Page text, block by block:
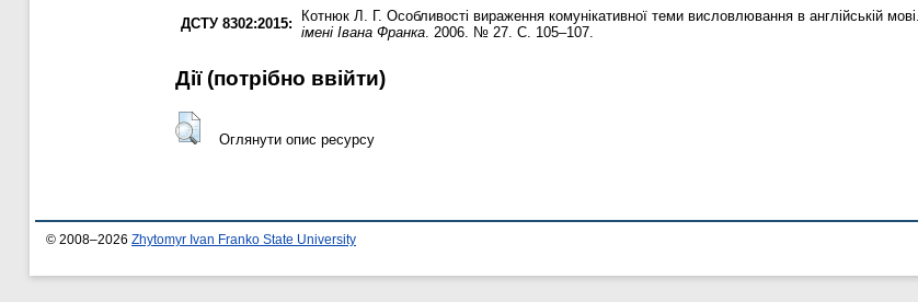
ДСТУ 8302:2015:
Котнюк Л. Г. Особливості вираження комунікативної теми висловлювання в англійській мові.
імені Івана Франка . 2006. № 27. С. 105–107.
Дії ​​(потрібно ввійти)
Оглянути опис ресурсу
© 2008–2026 Zhytomyr Ivan Franko State University